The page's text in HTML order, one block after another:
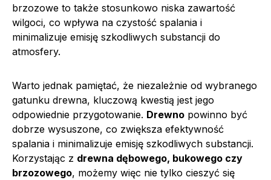
brzozowe to także stosunkowo niska zawartość
wilgoci, co wpływa na czystość spalania i
minimalizuje emisję szkodliwych substancji do
atmosfery.
Warto jednak pamiętać, że niezależnie od wybranego
gatunku drewna, kluczową kwestią jest jego
odpowiednie przygotowanie. Drewno powinno być
dobrze wysuszone, co zwiększa efektywność
spalania i minimalizuje emisję szkodliwych substancji.
Korzystając z drewna dębowego, bukowego czy
brzozowego, możemy więc nie tylko cieszyć się